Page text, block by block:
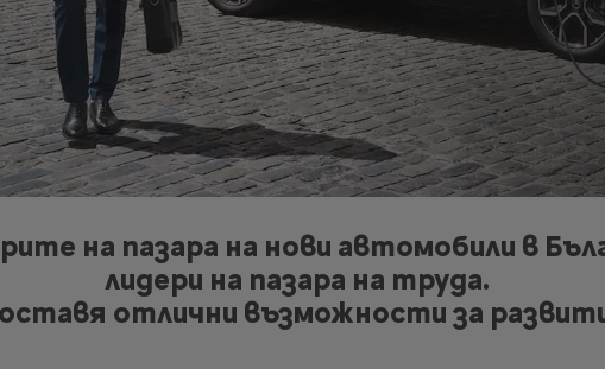
на пазара на нови автомобили в
лидери на пазара на труда.
отлични възможности за